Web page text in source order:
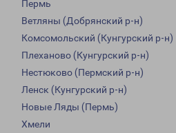
Пермь
Ветляны (Добрянский р-н)
Комсомольский (Кунгурский р-н)
Плеханово (Кунгурский р-н)
Нестюково (Пермский р-н)
Ленск (Кунгурский р-н)
Новые Ляды (Пермь)
Хмели